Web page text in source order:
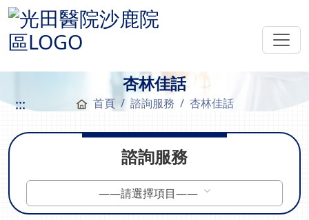
杏林佳話
::: 首頁 諮詢服務 杏林佳話
諮詢服務
——請選擇項目——